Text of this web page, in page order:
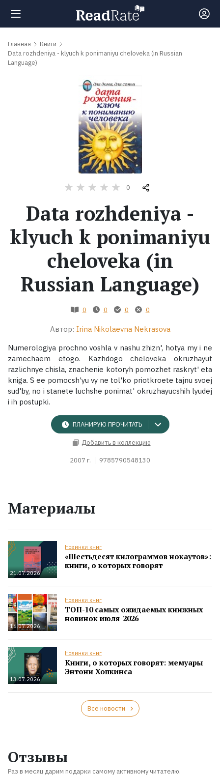
Поиск
обсуждаемые
Авторы
Жанры
Экранизации
Коллекции
Главная
Книги
Data rozhdeniya - klyuch k ponimaniyu cheloveka (in Russian
Language)
0
Data rozhdeniya -
klyuch k ponimaniyu
cheloveka (in
Russian Language)
0 0 0 0
Автор: Irina Nikolaevna Nekrasova
Numerologiya prochno voshla v nashu zhizn', hotya my i ne
zamechaem etogo. Kazhdogo cheloveka okruzhayut
razlichnye chisla, znachenie kotoryh pomozhet raskryt' eta
kniga. S ee pomocsh'yu vy ne tol'ko priotkroete tajnu svoej
sud'by, no i stanete luchshe ponimat' okruzhayucshih lyudej
i ih postupki.
ПЛАНИРУЮ ПРОЧИТАТЬ
Добавить в коллекцию
2007 г. 9785790548130
Материалы
21.07.2026
Новинки книг
«Шестьдесят килограммов нокаутов»:
книги, о которых говорят
16.07.2026
Новинки книг
ТОП-10 самых ожидаемых книжных
новинок июля-2026
13.07.2026
Новинки книг
Книги, о которых говорят: мемуары
Энтони Хопкинса
Все новости
Отзывы
Раз в месяц дарим подарки самому активному читателю.